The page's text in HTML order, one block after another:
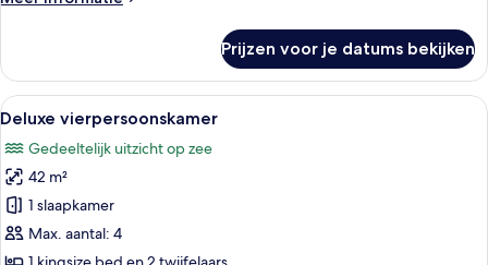
villa
Prijzen voor je datums bekijken
Alle
foto's
voor
Deluxe
vierpersoonskamer
laden
Een slaapkamer met een bed, een
16
Deluxe vierpersoonskamer
Gedeeltelijk uitzicht op zee
42 m²
1 slaapkamer
Max. aantal: 4